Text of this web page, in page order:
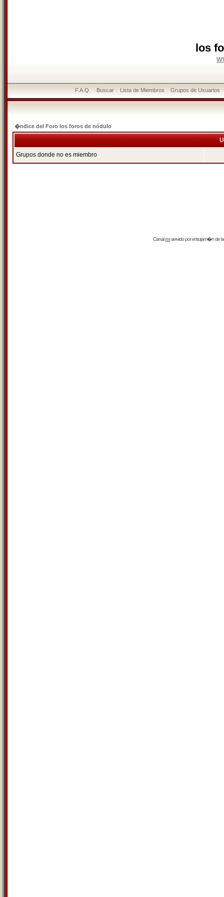
los
F.A.Q. Buscar Lista de Miembros Grupos de Usuarios
�ndice del Foro los foros de nódulo
Grupos donde no es miembro
Canalrssservido por eltrujam�nde